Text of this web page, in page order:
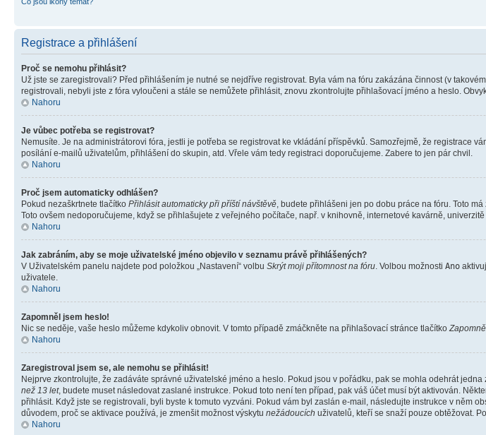
Registrace a přihlášení
Proč se nemohu přihlásit?
Už jste se zaregistrovali? Před přihlášením je nutné se nejdříve registrovat. Byla vám na fóru zakázána činnost (v
registrovali, nebyli jste z fóra vyloučeni a stále se nemůžete přihlásit, znovu zkontrolujte přihlašovací jméno a heslo.
Nahoru
Je vůbec potřeba se registrovat?
Nemusíte. Je na administrátorovi fóra, jestli je potřeba se registrovat ke vkládání příspěvků. Samozřejmě, že registrace
posílání e-mailů uživatelům, přihlášení do skupin, atd. Vřele vám tedy registraci doporučujeme. Zabere to jen pár chvil.
Nahoru
Proč jsem automaticky odhlášen?
Pokud nezaškrtnete tlačítko Přihlásit automaticky při příští návštěvě , budete přihlášeni jen po dobu práce na fóru. Toto
Toto ovšem nedoporučujeme, když se přihlašujete z veřejného počítače, např. v knihovně, internetové kavárně, univerzitě
Nahoru
Jak zabráním, aby se moje uživatelské jméno objevilo v seznamu právě přihlášených?
V Uživatelském panelu najdete pod položkou „Nastavení“ volbu Skrýt moji přítomnost na fóru . Volbou možnosti Ano
uživatele.
Nahoru
Zapomněl jsem heslo!
Nic se neděje, vaše heslo můžeme kdykoliv obnovit. V tomto případě zmáčkněte na přihlašovací stránce tlačítko
Nahoru
Zaregistroval jsem se, ale nemohu se přihlásit!
Nejprve zkontrolujte, že zadáváte správné uživatelské jméno a heslo. Pokud jsou v pořádku, pak se mohla odehrát
než 13 let, budete muset následovat zaslané instrukce. Pokud toto není ten případ, pak váš účet musí být aktivován.
přihlásit. Když jste se registrovali, byli byste k tomuto vyzváni. Pokud vám byl zaslán e-mail, následujte instrukce v něm
důvodem, proč se aktivace používá, je zmenšit možnost výskytu nežádoucích uživatelů, kteří se snaží pouze obtěžovat.
Nahoru